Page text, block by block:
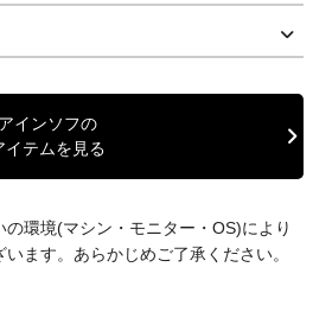
部位により不規則なシワやシボの強
おりますが、「箱はあくまで中の商品
う考えのもと、箱の破損を理由とする
ません。
場合がございます。
ご理解・ご了承いただけますようお
アインソフの
イテムを見る
環境(マシン・モニター・OS)により
ます。あらかじめご了承ください。